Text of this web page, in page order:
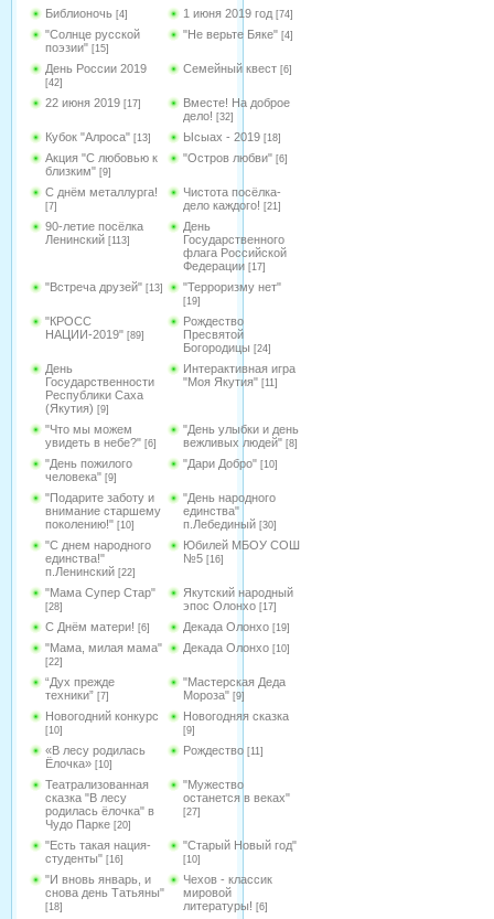
Библионочь [4] 1 июня 2019 год [74]
"Солнце русской
поэзии" [15]
"Не верьте Бяке" [4]
День России 2019
[42]
Семейный квест [6]
22 июня 2019 [17]
Вместе! На доброе
дело! [32]
Кубок "Алроса" [13] Ысыах - 2019 [18]
Акция "С любовью к
близким" [9]
"Остров любви" [6]
С днём металлурга!
[7]
Чистота посёлка-
дело каждого! [21]
90-летие посёлка
Ленинский [113]
День
Государственного
флага Российской
Федерации [17]
"Встреча друзей" [13] "Терроризму нет"
[19]
"КРОСС
НАЦИИ-2019" [89]
Рождество
Пресвятой
Богородицы [24]
День
Государственности
Республики Саха
(Якутия) [9]
Интерактивная игра
"Моя Якутия" [11]
"Что мы можем
увидеть в небе?" [6]
"День улыбки и день
вежливых людей" [8]
"День пожилого
человека" [9]
"Дари Добро" [10]
"Подарите заботу и
внимание старшему
поколению!" [10]
"День народного
единства"
п.Лебединый [30]
"С днем народного
единства!"
п.Ленинский [22]
Юбилей МБОУ СОШ
№5 [16]
"Мама Супер Стар"
[28]
Якутский народный
эпос Олонхо [17]
С Днём матери! [6] Декада Олонхо [19]
"Мама, милая мама"
[22]
Декада Олонхо [10]
“Дух прежде
техники” [7]
"Мастерская Деда
Мороза" [9]
Новогодний конкурс
[10]
Новогодняя сказка
[9]
«В лесу родилась
Ёлочка» [10]
Рождество [11]
Театрализованная
сказка "В лесу
родилась ёлочка" в
Чудо Парке [20]
"Мужество
останется в веках"
[27]
"Есть такая нация-
студенты" [16]
"Старый Новый год"
[10]
"И вновь январь, и
снова день Татьяны"
[18]
Чехов - классик
мировой
литературы! [6]